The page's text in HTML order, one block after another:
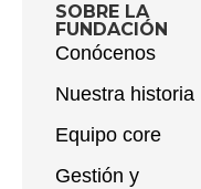
SOBRE LA
FUNDACIÓN
Conócenos
Nuestra historia
Equipo core
Gestión y